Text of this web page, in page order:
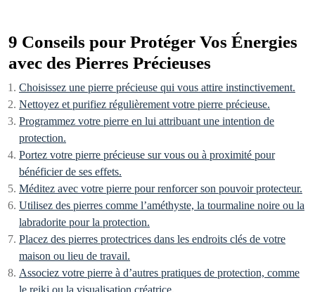
9 Conseils pour Protéger Vos Énergies
avec des Pierres Précieuses
Choisissez une pierre précieuse qui vous attire instinctivement.
Nettoyez et purifiez régulièrement votre pierre précieuse.
Programmez votre pierre en lui attribuant une intention de
protection.
Portez votre pierre précieuse sur vous ou à proximité pour
bénéficier de ses effets.
Méditez avec votre pierre pour renforcer son pouvoir protecteur.
Utilisez des pierres comme l’améthyste, la tourmaline noire ou la
labradorite pour la protection.
Placez des pierres protectrices dans les endroits clés de votre
maison ou lieu de travail.
Associez votre pierre à d’autres pratiques de protection, comme
le reiki ou la visualisation créatrice.